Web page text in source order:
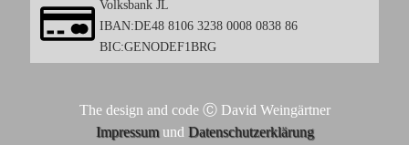
Volksbank JL
IBAN:DE48 8106 3238 0008 0838 86
BIC:GENODEF1BRG
The design and code Ⓒ David Weingärtner
Impressumund Datenschutzerklärung